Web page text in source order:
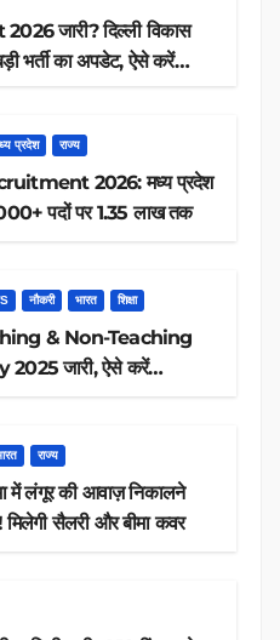
जारी? दिल्ली विकास
भर्ती का अपडेट, ऐसे करें
प्रदेश राज्य
2026: मध्य प्रदेश
पदों पर 1.35 लाख तक
नौकरी भारत शिक्षा
& Non-Teaching
जारी, ऐसे करें
राज्य
में लंगूर की आवाज़ निकालने
नौकरी! मिलेगी सैलरी और बीमा कवर